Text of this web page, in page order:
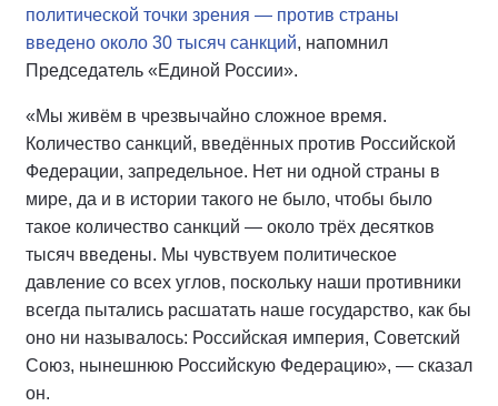
политической точки зрения — против страны
введено около 30 тысяч санкций, напомнил
Председатель «Единой России».
«Мы живём в чрезвычайно сложное время.
Количество санкций, введённых против Российской
Федерации, запредельное. Нет ни одной страны в
мире, да и в истории такого не было, чтобы было
такое количество санкций — около трёх десятков
тысяч введены. Мы чувствуем политическое
давление со всех углов, поскольку наши противники
всегда пытались расшатать наше государство, как бы
оно ни называлось: Российская империя, Советский
Союз, нынешнюю Российскую Федерацию», — сказал
он.